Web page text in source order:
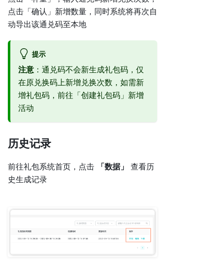
点击「确认」新增数量，同时系统将再次自
动导出该通兑码至本地
提示
注意 ：通兑码不会新生成礼包码，仅
在原兑换码上新增兑换次数，如需新
增礼包码，前往「创建礼包码」新增
活动
历史记录
前往礼包系统首页，点击 「数据」
查看历
史生成记录